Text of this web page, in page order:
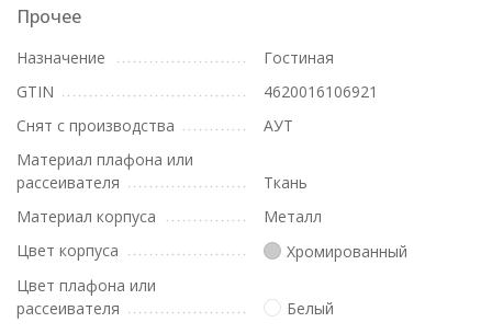
Прочее
Назначение
Гостиная
GTIN
4620016106921
Снят с производства
АУТ
Материал плафона или
рассеивателя
Ткань
Материал корпуса
Металл
Цвет корпуса
Хромированный
Цвет плафона или
рассеивателя
Белый